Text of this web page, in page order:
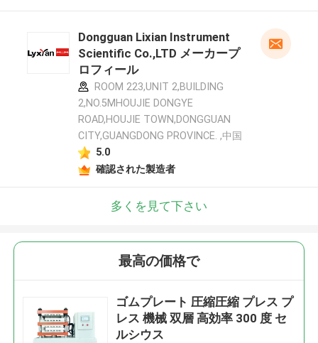
Dongguan Lixian Instrument
Scientific Co.,LTD メーカープ
ロフィール
ROOM 223,UNIT 2,BUILDING
2,NO.5MHOUJIE DONGYE
ROAD,HOUJIE TOWN,DONGGUAN
CITY,GUANGDONG PROVINCE. ,中国
5.0
確認された製造者
多くを見て下さい
最高の価格で
ゴムプレート 圧縮圧縮 プレス プ
レス 機械 双層 高効率 300 度 セ
ルシウス